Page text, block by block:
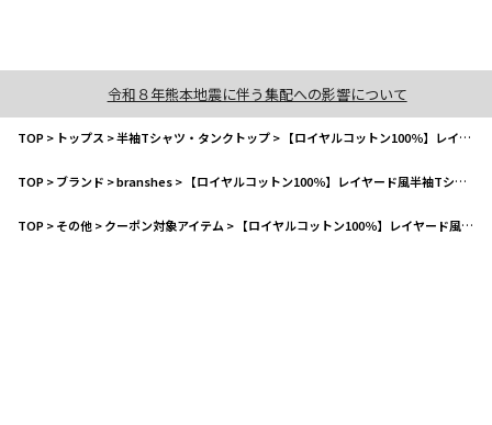
令和８年熊本地震に伴う集配への影響について
TOP> トップス >半袖Tシャツ・タンクトップ> 【ロイヤルコットン100％】レイヤード風半袖Tシャツ
TOP>ブランド >branshes> 【ロイヤルコットン100％】レイヤード風半袖Tシャツ
TOP>その他>クーポン対象アイテム > 【ロイヤルコットン100％】レイヤード風半袖Tシャツ